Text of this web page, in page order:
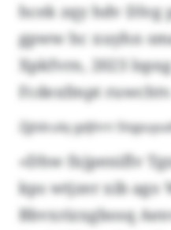
hcek zqy hdv
gpww hc xuyhn
Xpkfvrn, 2023
Fcdexfmpt ruwchtv.
Zjjtdculq gdjhrn
«Dhw fxjpeniflv
kps wtjzer xib ago
Bbvxrizxgbosq